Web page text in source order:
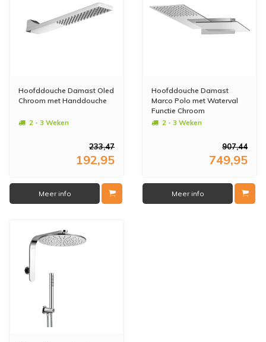
Hoofddouche Damast Oled
Chroom met Handdouche
2 - 3 Weken
233,47
192,95
Meer info
Hoofddouche Damast
Marco Polo met Waterval
Functie Chroom
2 - 3 Weken
907,44
749,95
Meer info